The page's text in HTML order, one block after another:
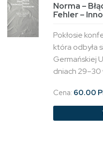
Norma –
Fehler –
Pokłosie
która odbyła
Germańskiej
dniach 29–30
Cena: 60.00